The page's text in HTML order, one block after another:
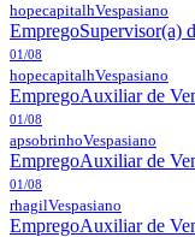
hopecapitalhVespasiano
EmpregoSupervisor(a)
01/08
hopecapitalhVespasiano
EmpregoAuxiliar de
01/08
apsobrinhoVespasiano
EmpregoAuxiliar de
01/08
rhagilVespasiano
EmpregoAuxiliar de